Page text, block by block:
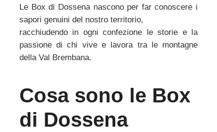
Le Box di Dossena nascono per far conoscere i
sapori genuini del nostro territorio,
racchiudendo in ogni confezione le storie e la
passione di chi vive e lavora tra le montagne
della Val Brembana.
Cosa sono le Box
di Dossena